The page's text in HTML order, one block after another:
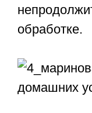
обработке.